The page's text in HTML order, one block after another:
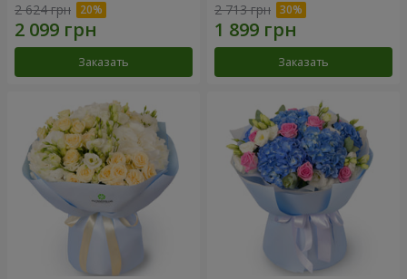
2 624 грн
Заказать
2 713 грн
Заказать